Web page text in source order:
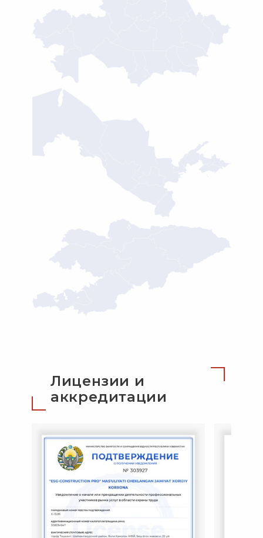
Лицензии и
аккредитации